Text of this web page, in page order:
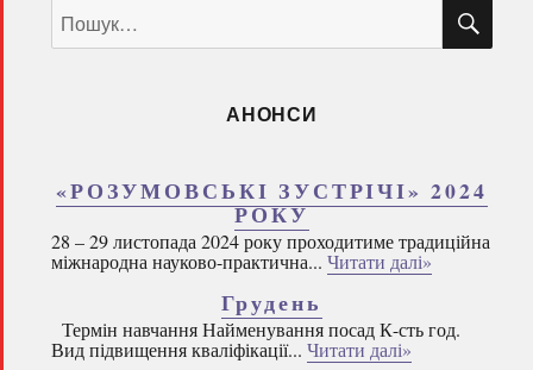
за
запитом:
АНОНСИ
«РОЗУМОВСЬКІ ЗУСТРІЧІ» 2024
РОКУ
28 – 29 листопада 2024 року проходитиме традиційна
міжнародна науково-практична... Читати далі»
Грудень
Термін навчання Найменування посад К-сть год.
Вид підвищення кваліфікації... Читати далі»